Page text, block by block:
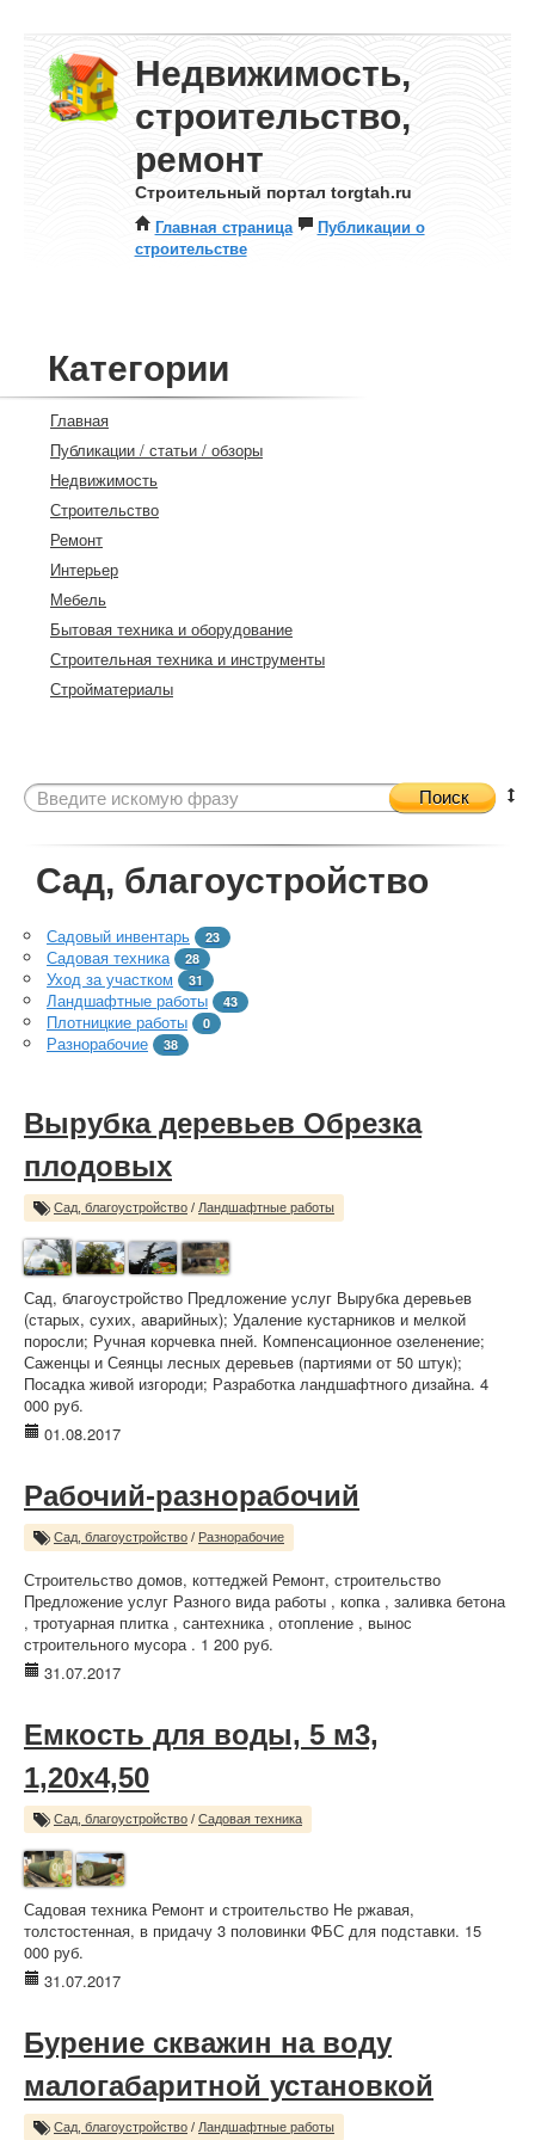
Недвижимость,
строительство,
ремонт
Строительный портал torgtah.ru
Главная страница
Публикации о
строительстве
Категории
Главная
Публикации / статьи / обзоры
Недвижимость
Строительство
Ремонт
Интерьер
Мебель
Бытовая техника и оборудование
Строительная техника и инструменты
Стройматериалы
Поиск
Сад, благоустройство
Садовый инвентарь 23
Садовая техника 28
Уход за участком 31
Ландшафтные работы 43
Плотницкие работы 0
Разнорабочие 38
Вырубка деревьев Обрезка
плодовых
Сад, благоустройство / Ландшафтные работы
Сад, благоустройство Предложение услуг Вырубка деревьев
(старых, сухих, аварийных); Удаление кустарников и мелкой
поросли; Ручная корчевка пней. Компенсационное озеленение;
Саженцы и Сеянцы лесных деревьев (партиями от 50 штук);
Посадка живой изгороди; Разработка ландшафтного дизайна. 4
000 руб.
01.08.2017
Рабочий-разнорабочий
Сад, благоустройство / Разнорабочие
Строительство домов, коттеджей Ремонт, строительство
Предложение услуг Разного вида работы , копка , заливка бетона
, тротуарная плитка , сантехника , отопление , вынос
строительного мусора . 1 200 руб.
31.07.2017
Емкость для воды, 5 м3,
1,20х4,50
Сад, благоустройство / Садовая техника
Садовая техника Ремонт и строительство Не ржавая,
толстостенная, в придачу 3 половинки ФБС для подставки. 15
000 руб.
31.07.2017
Бурение скважин на воду
малогабаритной установкой
Сад, благоустройство / Ландшафтные работы